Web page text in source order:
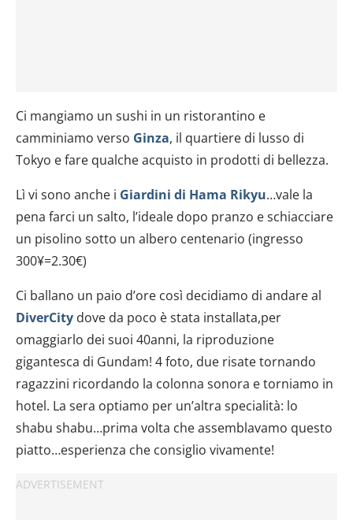
Ci mangiamo un sushi in un ristorantino e
camminiamo verso Ginza, il quartiere di lusso di
Tokyo e fare qualche acquisto in prodotti di bellezza.
Lì vi sono anche i Giardini di Hama Rikyu…vale la
pena farci un salto, l’ideale dopo pranzo e schiacciare
un pisolino sotto un albero centenario (ingresso
300¥=2.30€)
Ci ballano un paio d’ore così decidiamo di andare al
DiverCity dove da poco è stata installata,per
omaggiarlo dei suoi 40anni, la riproduzione
gigantesca di Gundam! 4 foto, due risate tornando
ragazzini ricordando la colonna sonora e torniamo in
hotel. La sera optiamo per un’altra specialità: lo
shabu shabu…prima volta che assemblavamo questo
piatto…esperienza che consiglio vivamente!